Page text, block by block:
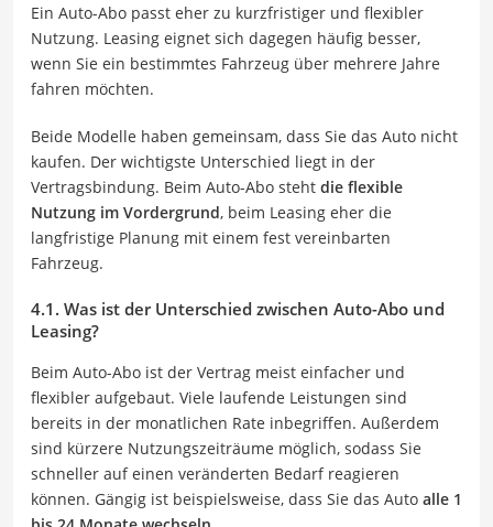
Ein Auto-Abo passt eher zu kurzfristiger und flexibler
Nutzung. Leasing eignet sich dagegen häufig besser,
wenn Sie ein bestimmtes Fahrzeug über mehrere Jahre
fahren möchten.
Beide Modelle haben gemeinsam, dass Sie das Auto nicht
kaufen. Der wichtigste Unterschied liegt in der
Vertragsbindung. Beim Auto-Abo steht die flexible
Nutzung im Vordergrund, beim Leasing eher die
langfristige Planung mit einem fest vereinbarten
Fahrzeug.
4.1. Was ist der Unterschied zwischen Auto-Abo und
Leasing?
Beim Auto-Abo ist der Vertrag meist einfacher und
flexibler aufgebaut. Viele laufende Leistungen sind
bereits in der monatlichen Rate inbegriffen. Außerdem
sind kürzere Nutzungszeiträume möglich, sodass Sie
schneller auf einen veränderten Bedarf reagieren
können. Gängig ist beispielsweise, dass Sie das Auto alle 1